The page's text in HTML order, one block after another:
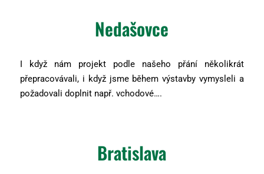
Nedašovce
I když nám projekt podle našeho přání několikrát
přepracovávali, i když jsme během výstavby vymysleli a
požadovali doplnit např. vchodové….
Bratislava